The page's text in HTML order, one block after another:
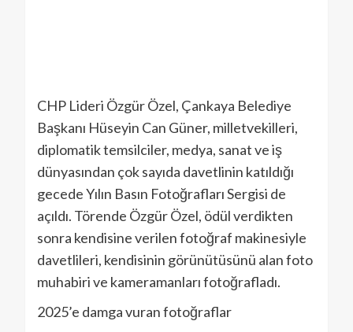
CHP Lideri Özgür Özel, Çankaya Belediye
Başkanı Hüseyin Can Güner, milletvekilleri,
diplomatik temsilciler, medya, sanat ve iş
dünyasından çok sayıda davetlinin katıldığı
gecede Yılın Basın Fotoğrafları Sergisi de
açıldı. Törende Özgür Özel, ödül verdikten
sonra kendisine verilen fotoğraf makinesiyle
davetlileri, kendisinin görünütüsünü alan foto
muhabiri ve kameramanları fotoğrafladı.
2025’e damga vuran fotoğraflar